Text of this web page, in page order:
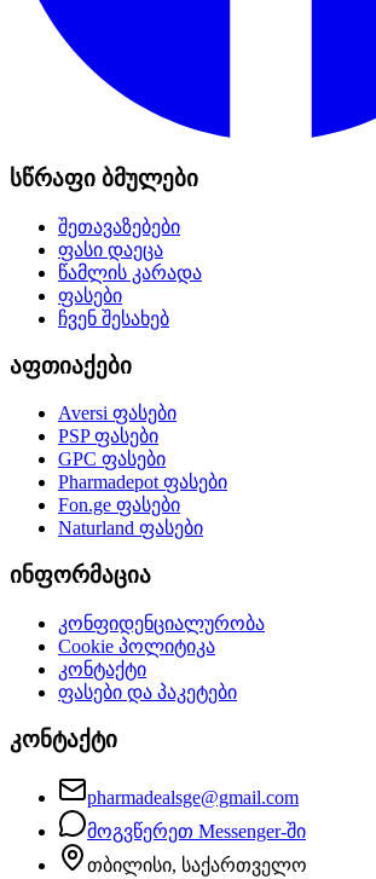
სწრაფი ბმულები
შეთავაზებები
ფასი დაეცა
წამლის კარადა
ფასები
ჩვენ შესახებ
აფთიაქები
Aversi ფასები
PSPფასები
GPC ფასები
Pharmadepotფასები
Fon.ge ფასები
Naturland ფასები
ინფორმაცია
კონფიდენციალურობა
Cookie პოლიტიკა
კონტაქტი
ფასები და პაკეტები
კონტაქტი
pharmadealsge@gmail.com
მოგვწერეთ Messenger-ში
თბილისი, საქართველო